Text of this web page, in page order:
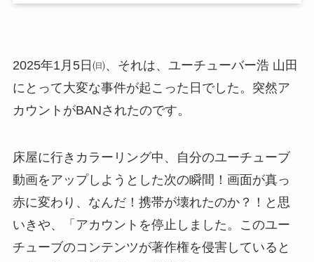
2025年1月5日㈰、それは、ユーチューバー浩 山田
にとって大変な事件が起こった日でした。突然ア
カウントがBANされたのです。
床屋に行きカラーリング中、自分のユーチューブ
動画をアップしようとした次の瞬間！画面が真っ
赤に変わり、なんだ！携帯が壊れたのか？！と思
いきや、「アカウントを停止しました。このユー
チューブのコンテンツが著作権を侵害していると